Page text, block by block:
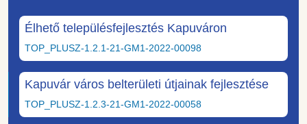
Élhető településfejlesztés Kapuváron
TOP_PLUSZ-1.2.1-21-GM1-2022-00098
Kapuvár város belterületi útjainak fejlesztése
TOP_PLUSZ-1.2.3-21-GM1-2022-00058